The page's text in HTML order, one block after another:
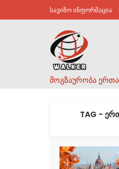
სავიზო ინფორმაცია
მოგზაურობა
TAG -